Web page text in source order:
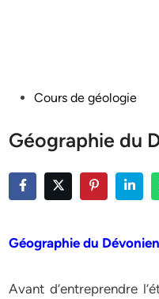
PostedCours de géologie
Géographie du
Géographie du
Avant d’entreprendre